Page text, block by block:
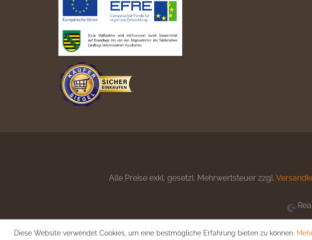
Alle Preise exkl. gesetzl. Mehrwertsteuer zzgl.
Diese Website verwendet Cookies, um eine bestmögliche Erfahrung bieten zu können.